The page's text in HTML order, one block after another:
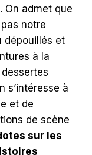
On admet que
notre
dépouillés et
à la
s’intéresse à
et de
de scène
sur les